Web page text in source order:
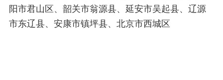
阳市君山区、韶关市翁源县、延安市吴起县、辽源
市东辽县、安康市镇坪县、北京市西城区